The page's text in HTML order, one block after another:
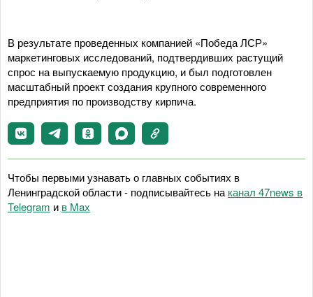
В результате проведенных компанией «Победа ЛСР»
маркетинговых исследований, подтвердивших растущий
спрос на выпускаемую продукцию, и был подготовлен
масштабный проект создания крупного современного
предприятия по производству кирпича.
Чтобы первыми узнавать о главных событиях в
Ленинградской области - подписывайтесь на канал 47news в
Telegram и в Maх